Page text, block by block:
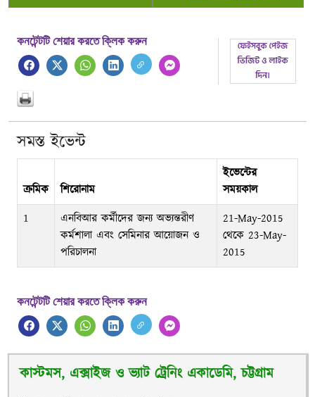
কনটেন্টটি শেয়ার করতে ক্লিক করুন
সমস্ত ইভেন্ট
ক্রমিক শিরোনাম
ইভেন্টের
সময়কাল
1
এনবিআর কর্মীদের জন্য অভ্যন্তরীণ
কর্মশালা এবং সেমিনার আয়োজন ও
পরিচালনা
21-May-2015
থেকে 23-May-
2015
কনটেন্টটি শেয়ার করতে ক্লিক করুন
কাস্টমস, এক্সাইজ ও ভ্যাট ট্রেনিং একাডেমি, চট্টগ্রাম